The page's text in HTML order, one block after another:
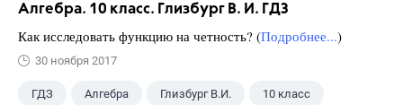
Алгебра. 10 класс. Глизбург В. И. ГДЗ
Как исследовать функцию на четность? (Подробнее...)
30 ноября 2017
ГДЗ Алгебра Глизбург В.И. 10 класс